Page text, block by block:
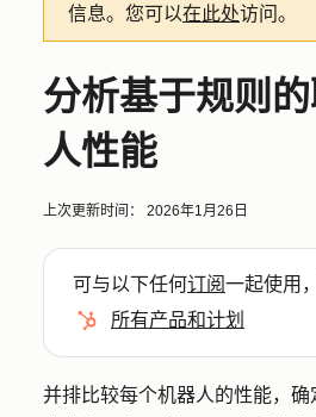
信息。您可以在此处访问。
分析基于规则
人性能
上次更新时间： 2026年1月26日
可与以下任何订阅一起使用
所有产品和计划
并排比较每个机器人的性能，